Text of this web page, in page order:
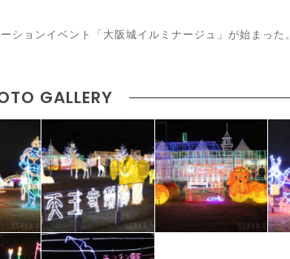
ョンイベント「大阪城イルミナージュ」が始まった。
GALLERY